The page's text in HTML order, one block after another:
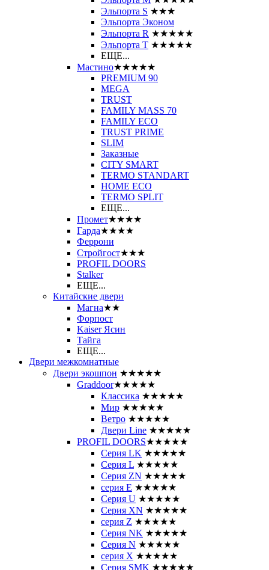
Эльпорта S ★★★
Эльпорта Эконом
Эльпорта R ★★★★★
Эльпорта Т ★★★★★
ЕЩЕ...
Мастино★★★★★
PREMIUM 90
MEGA
TRUST
FAMILY MASS 70
FAMILY ECO
TRUST PRIME
SLIM
Заказные
CITY SMART
TERMO STANDART
HOME ECO
ТЕRМО SPLIT
ЕЩЕ...
Промет★★★★
Гарда★★★★
Феррони
Стройгост★★★
PROFIL DOORS
Stalker
ЕЩЕ...
Китайские двери
Магна★★
Форпост
Kaiser Ясин
Тайга
ЕЩЕ...
Двери межкомнатные
Двери экошпон ★★★★★
Graddoor★★★★★
Классика ★★★★★
Мир ★★★★★
Ветро ★★★★★
Двери Line ★★★★★
PROFIL DOORS★★★★★
Серия LK ★★★★★
Серия L ★★★★★
Серия ZN ★★★★★
серия E ★★★★★
Серия U ★★★★★
Серия XN ★★★★★
серия Z ★★★★★
Серия NK ★★★★★
Серия N ★★★★★
серия X ★★★★★
Серия SMK ★★★★★